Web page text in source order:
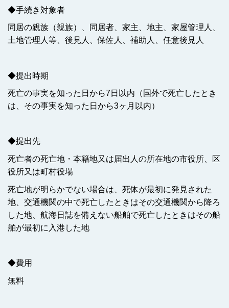
◆手続き対象者
同居の親族（親族）、同居者、家主、地主、家屋管理人、
土地管理人等、後見人、保佐人、補助人、任意後見人
◆提出時期
死亡の事実を知った日から7日以内（国外で死亡したとき
は、その事実を知った日から3ヶ月以内）
◆提出先
死亡者の死亡地・本籍地又は届出人の所在地の市役所、区
役所又は町村役場
死亡地が明らかでない場合は、死体が最初に発見された
地、交通機関の中で死亡したときはその交通機関から降ろ
した地、航海日誌を備えない船舶で死亡したときはその船
舶が最初に入港した地
◆費用
無料